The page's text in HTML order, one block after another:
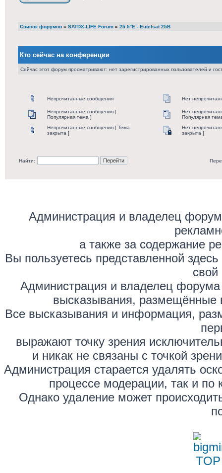
Список форумов » SATDX-LIFE Forum » 25.5°E - Eutelsat 25B
Кто сейчас на конференции
Сейчас этот форум просматривают: нет зарегистрированных пользователей и
Непрочитанные сообщения Нет
Непрочитанные сообщения [
Популярная тема ]
Нет
Популярная
Непрочитанные сообщения [ Тема
закрыта ]
Нет
закрыта ]
Найти:
Администрация и владелец
а также за содержание
Вы пользуетесь представленной
свой
Администрация и владелец форума
высказывания, размещённые
Все высказывания и информация,
выражают точку зрения
и никак не связаны с точкой
Администрация старается удалять
процессе модерации, так и по
Однако удаление может